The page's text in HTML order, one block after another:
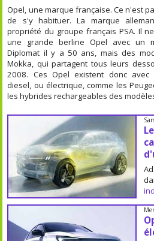
Opel, une marque française. Ce n'est
de s'y habituer. La marque
propriété du groupe français PSA. Il
une grande berline Opel avec un
Diplomat il y a 50 ans, mais des
Mokka, qui partagent tous leurs
2008. Ces Opel existent donc avec
diesel, ou électrique, comme les
les hybrides rechargeables des